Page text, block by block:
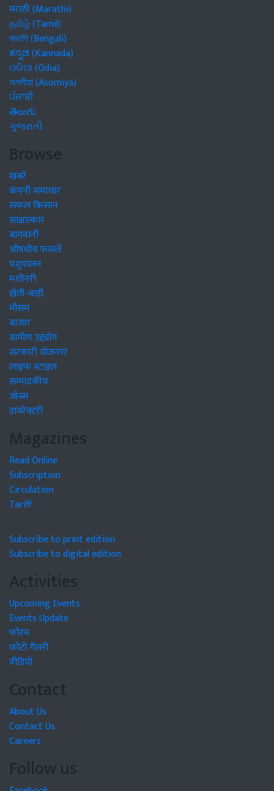
मराठी (Marathi)
தமிழ் (Tamil)
বাঙালি (Bengali)
ಕನ್ನಡ (Kannada)
ଓଡିଆ (Odia)
অসমীয়া (Asomiya)
ਪੰਜਾਬੀ
తెలుగు
ગુજરાતી
Browse
खबरें
कंपनी समाचार
सफल किसान
साक्षात्कार
बागवानी
औषधीय फसलें
पशुपालन
मशीनरी
खेती-बाड़ी
मौसम
बाजार
ग्रामीण उद्द्योग
सरकारी योजनाएं
लाइफ स्टाइल
सम्पादकीय
जॉब्स
डायरेक्टरी
Magazines
Read Online
Subscription
Circulation
Tariff
Subscribe to print edition
Subscribe to digital edition
Activities
Upcoming Events
Events Update
फोरम
फोटो गैलरी
वीडियो
Contact
About Us
Contact Us
Careers
Follow us